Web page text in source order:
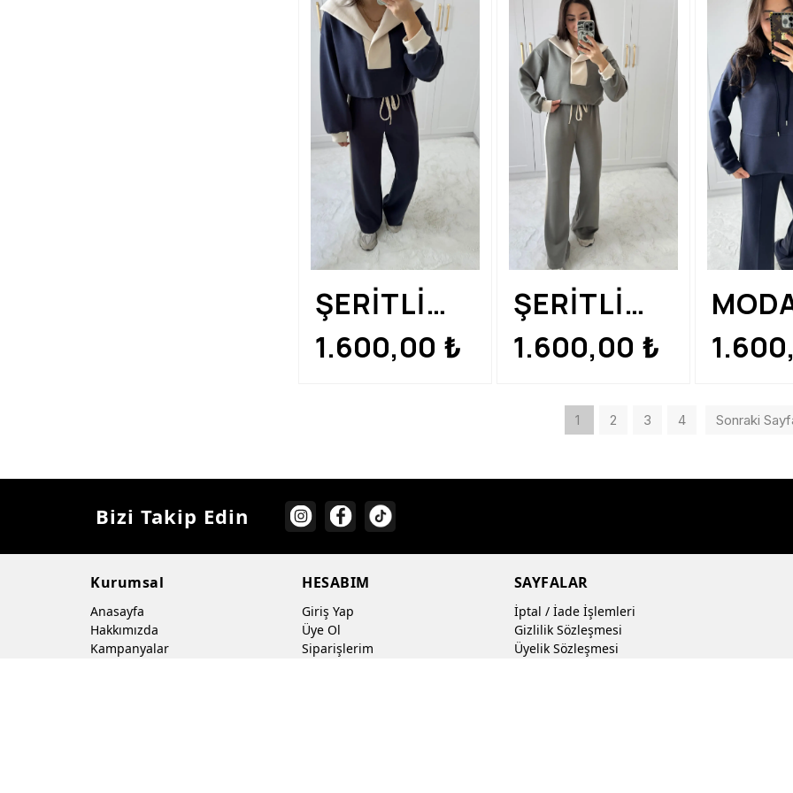
RENK
RENK
ŞERİTLİ
MODAL
RENK
1.600,00 ₺
ŞERİTLİ
MODAL
YEŞİL
RENK
1.600,00 ₺
RENK
1 2 3 4 Sonraki
Bizi Takip Edin
Kurumsal
Anasayfa
Hakkımızda
Kampanyalar
HESABIM
Giriş Yap
Üye Ol
Siparişlerim
SAYFALAR
İptal / İade İşlemleri
Gizlilik Sözleşmesi
Üyelik Sözleşmesi